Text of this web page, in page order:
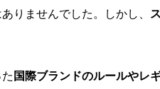
りませんでした。しかし、
国際ブランドのルールやレ